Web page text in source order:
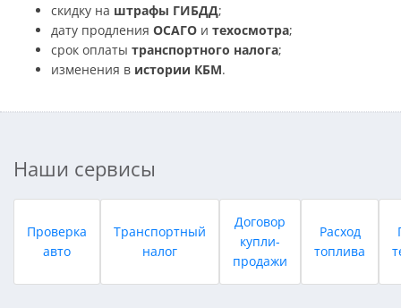
скидку на штрафы ГИБДД;
дату продления ОСАГО и техосмотра;
срок оплаты транспортного налога;
изменения в истории КБМ.
Наши сервисы
Проверка
авто
Транспортный
налог
Договор
купли-
продажи
Расход
топлива